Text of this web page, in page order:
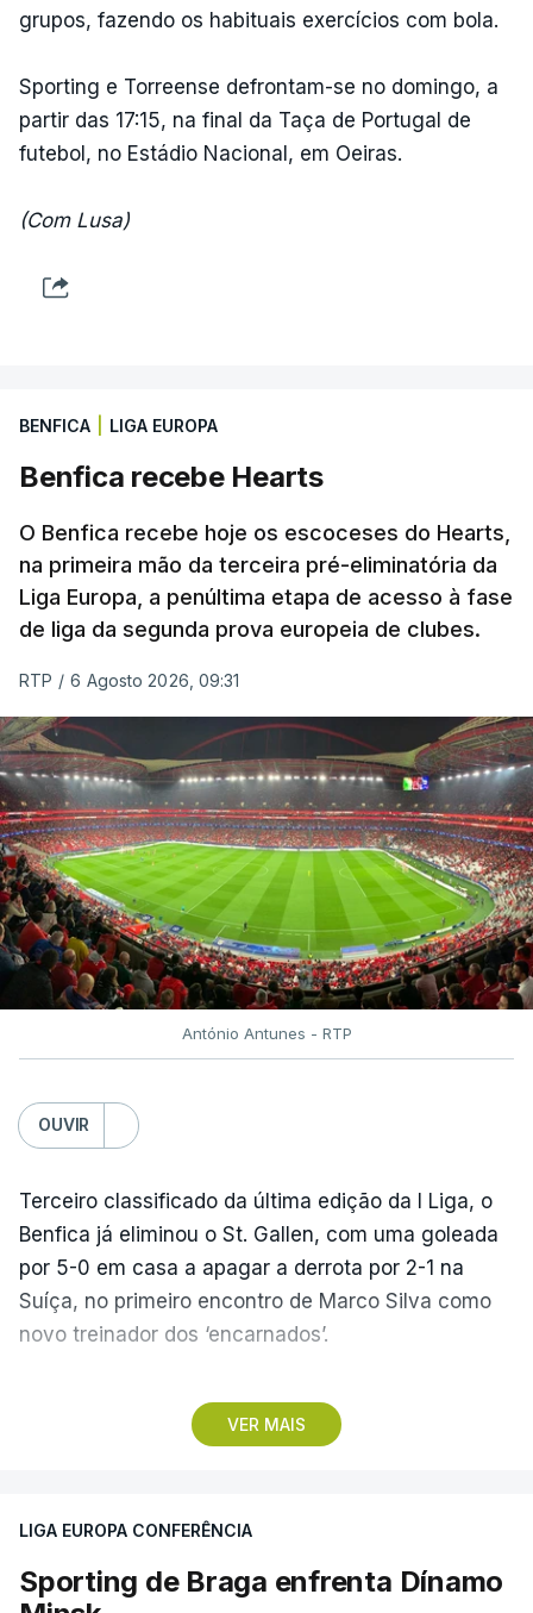
grupos, fazendo os habituais exercícios com bola.
Sporting e Torreense defrontam-se no domingo, a
partir das 17:15, na final da Taça de Portugal de
futebol, no Estádio Nacional, em Oeiras.
(Com Lusa)
BENFICA LIGA EUROPA
Benfica recebe Hearts
O Benfica recebe hoje os escoceses do Hearts,
na primeira mão da terceira pré-eliminatória da
Liga Europa, a penúltima etapa de acesso à fase
de liga da segunda prova europeia de clubes.
RTP / 6 Agosto 2026, 09:31
António Antunes - RTP
OUVIR
VER MAIS
Terceiro classificado da última edição da I Liga, o
Benfica já eliminou o St. Gallen, com uma goleada
por 5-0 em casa a apagar a derrota por 2-1 na
Suíça, no primeiro encontro de Marco Silva como
novo treinador dos ‘encarnados’.
Pela frente, as ‘águias’ vão ter agora o vice-
campeão escocês, que tem o português Cláudio
de serem eliminados pelos austríacos do Sturm
Graz, com um agregado de 6-0.
LIGA EUROPA CONFERÊNCIA
Sporting de Braga enfrenta Dínamo